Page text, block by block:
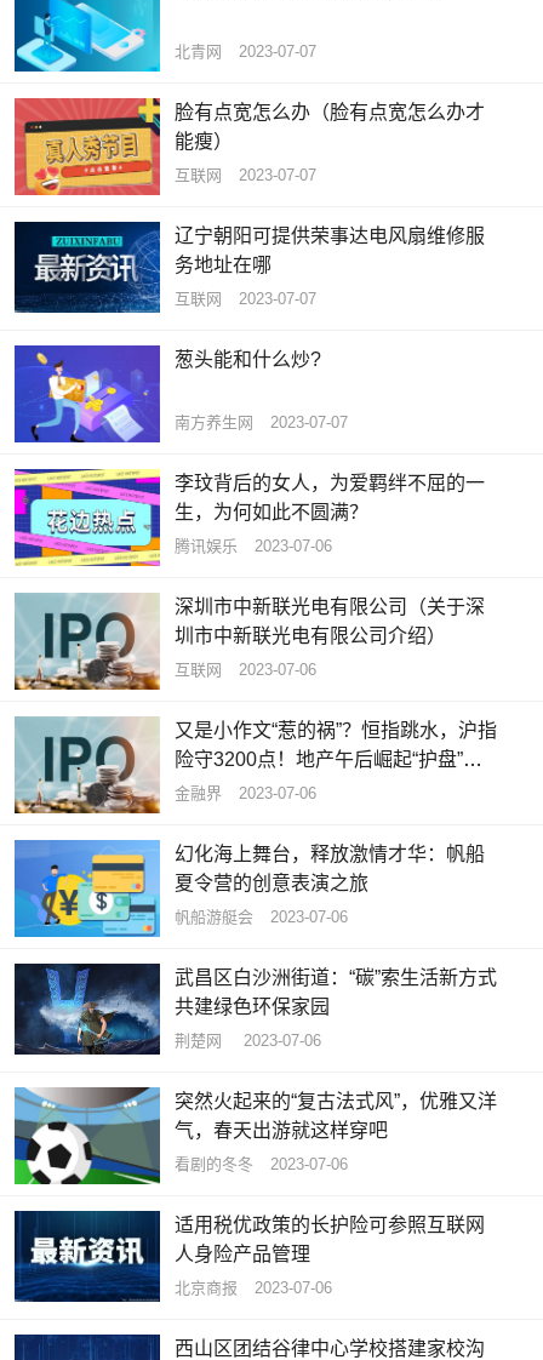
北青网 2023-07-07
脸有点宽怎么办（脸有点宽怎么办才
能瘦）
互联网 2023-07-07
辽宁朝阳可提供荣事达电风扇维修服
务地址在哪
互联网 2023-07-07
葱头能和什么炒?
南方养生网 2023-07-07
李玟背后的女人，为爱羁绊不屈的一
生，为何如此不圆满？
腾讯娱乐 2023-07-06
深圳市中新联光电有限公司（关于深
圳市中新联光电有限公司介绍）
互联网 2023-07-06
又是小作文“惹的祸”？恒指跳水，沪指
险守3200点！地产午后崛起“护盘”，
地产ETF（159707）逆市涨0.50%
金融界 2023-07-06
幻化海上舞台，释放激情才华：帆船
夏令营的创意表演之旅
帆船游艇会 2023-07-06
武昌区白沙洲街道：“碳”索生活新方式
共建绿色环保家园
荆楚网 ​ 2023-07-06
突然火起来的“复古法式风”，优雅又洋
气，春天出游就这样穿吧
看剧的冬冬 2023-07-06
适用税优政策的长护险可参照互联网
人身险产品管理
北京商报 2023-07-06
西山区团结谷律中心学校搭建家校沟